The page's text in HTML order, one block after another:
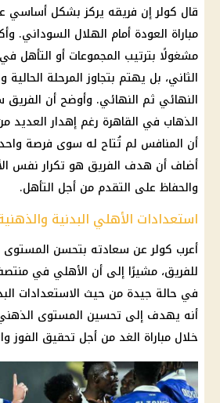
قال كولرإن فريقه يركز بشكل أساسي
مباراة العودة أمام الهلال السوداني.
مشغولًا بترتيب المجموعات أو التأهل في
الثاني، بل يهتم بتجاوز المرحلة
النهائي ثم النهائي. وأوضح أن الفريق
الذهاب في القاهرة رغم إهدار العديد
أن المنافس لم تُتاح له سوى فرصة
أضاف أن هدف الفريق هو تكرار نفس
والحفاظ على التقدم من أجل التأهل.
استعدادات الأهلي البدنية
أعرب كولرعن سعادته بتحسن المستوى
للفريق، مشيرًا إلى أن الأهلي في
في حالة جيدة من حيث الاستعدادات
أنه يهدف إلى تحسين المستوى
خلال مباراة الغد من أجل تحقيق الفوز